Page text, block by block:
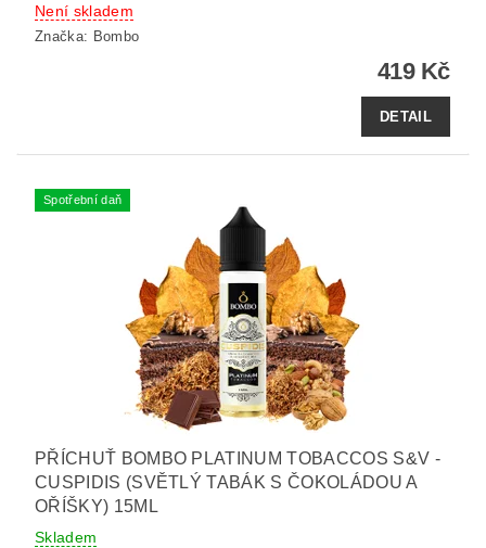
Není skladem
Značka: Bombo
419 Kč
DETAIL
Spotřební daň
PŘÍCHUŤ BOMBO PLATINUM TOBACCOS S&V -
CUSPIDIS (SVĚTLÝ TABÁK S ČOKOLÁDOU A
OŘÍŠKY) 15ML
Skladem